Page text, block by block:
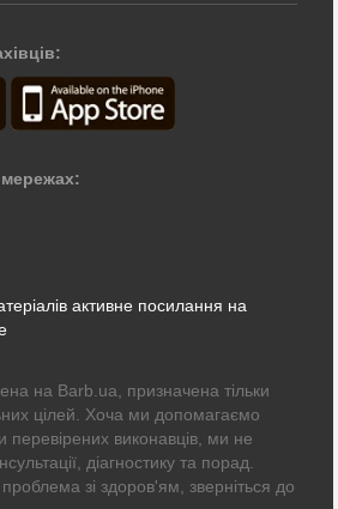
мережах:
активне посилання на
на Barb.ua, призначена тільки
цілей. Хоча ми допомагаємо
перевірених виконавців, ми не
діагностику та порад.
зі здоров'ям, зверніться до